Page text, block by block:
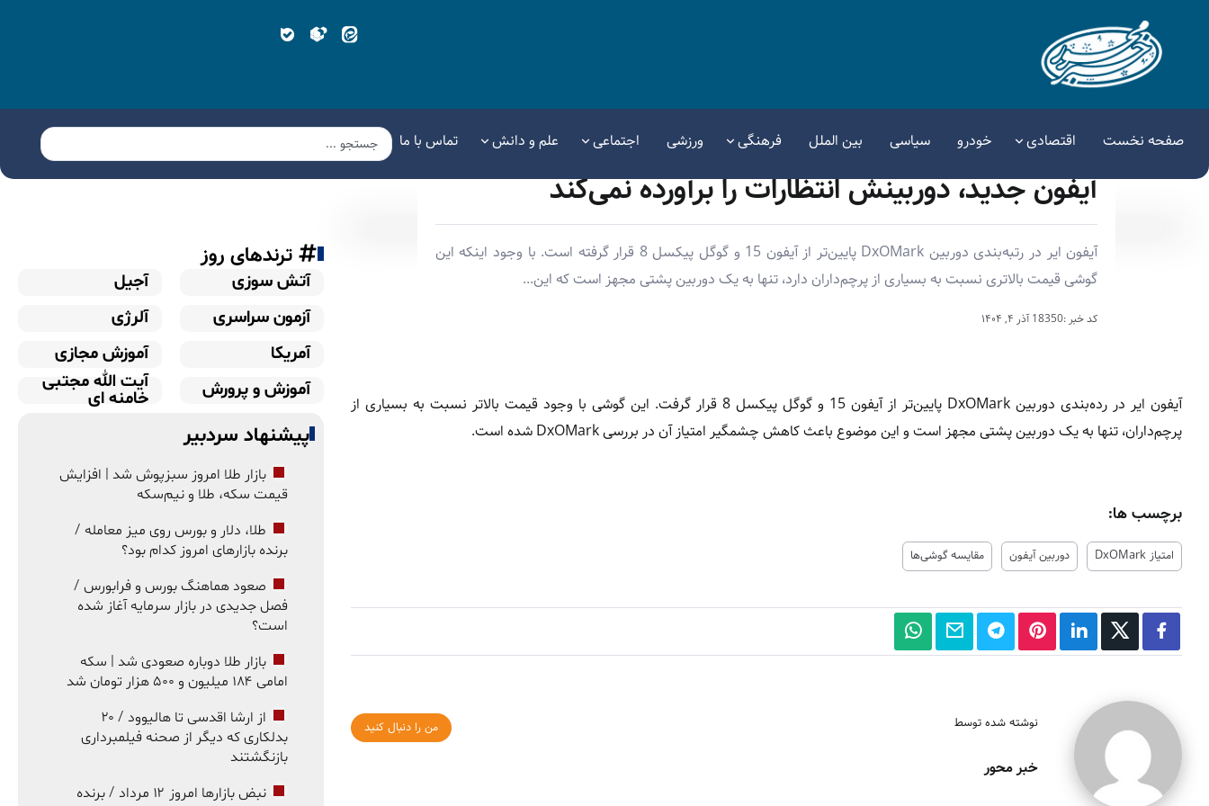
صفحه نخست اقتصادی خودرو سیاسی بین الملل فرهنگی ورزشی اجتماعی علم و دانش تماس با ما
آیفون جدید، دوربینش انتظارات را برآورده نمی‌کند
آیفون ایر در رتبه‌بندی دوربین DxOMark پایین‌تر از آیفون 15 و گوگل پیکسل 8 قرار گرفته است. با وجود اینکه این
گوشی قیمت بالاتری نسبت به بسیاری از پرچم‌داران دارد، تنها به یک دوربین پشتی مجهز است که این...
کد خبر :18350 آذر ۴, ۱۴۰۴
آیفون ایر در رده‌بندی دوربین DxOMark پایین‌تر از آیفون 15 و گوگل پیکسل 8 قرار گرفت. این گوشی با وجود قیمت بالاتر نسبت به بسیاری از
پرچم‌داران، تنها به یک دوربین پشتی مجهز است و این موضوع باعث کاهش چشمگیر امتیاز آن در بررسی DxOMark شده است.
برچسب ها:
امتیاز DxOMark دوربین آیفون مقایسه گوشی‌ها
من را دنبال کنید نوشته شده توسط
خبر محور
ترندهای روز
آتش سوزی
آجیل
آزمون سراسری
آلرژی
آمریکا
آموزش مجازی
آموزش و پرورش
آیت الله مجتبی
خامنه ای
پیشنهاد سردبیر
بازار طلا امروز سبزپوش شد | افزایش
قیمت سکه، طلا و نیم‌سکه
طلا، دلار و بورس روی میز معامله /
برنده بازارهای امروز کدام بود؟
صعود هماهنگ بورس و فرابورس /
فصل جدیدی در بازار سرمایه آغاز شده
است؟
بازار طلا دوباره صعودی شد | سکه
امامی ۱۸۴ میلیون و ۵۰۰ هزار تومان شد
از ارشا اقدسی تا هالیوود / ۲۰
بدلکاری که دیگر از صحنه فیلمبرداری
بازنگشتند
نبض بازارها امروز ۱۲ مرداد / برنده